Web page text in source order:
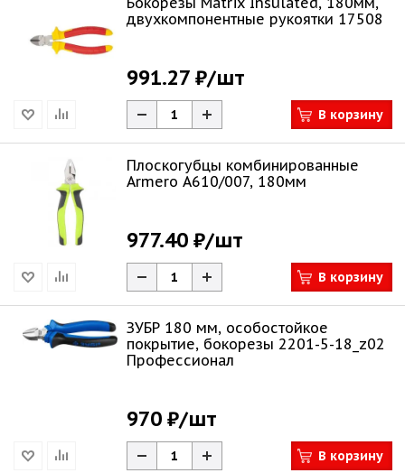
двухкомпонентные рукоятки 17508
991.27 ₽/шт
В корзину
Плоскогубцы комбинированные
Armero A610/007, 180мм
977.40 ₽/шт
В корзину
ЗУБР 180 мм, особостойкое
покрытие, бокорезы 2201-5-18_z02
Профессионал
970 ₽/шт
В корзину